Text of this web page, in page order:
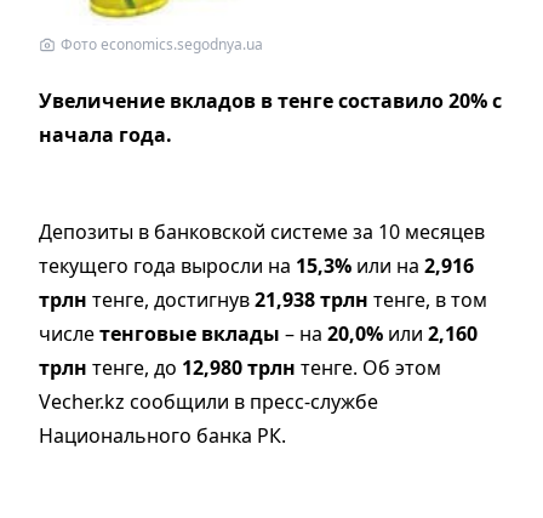
Фото economics.segodnya.ua
Увеличение вкладов в тенге составило 20% с
начала года.
Депозиты в банковской системе за 10 месяцев
текущего года выросли на 15,3% или на 2,916
трлн тенге, достигнув21,938 трлн тенге, в том
числетенговые вклады – на 20,0% или 2,160
трлн тенге, до 12,980 трлн тенге. Об этом
Vecher.kz сообщили в пресс-службе
Национального банка РК.